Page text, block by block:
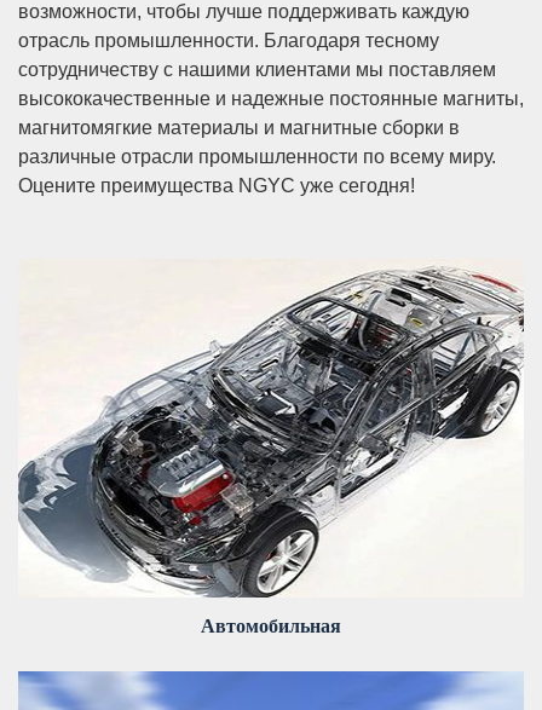
возможности, чтобы лучше поддерживать каждую
отрасль промышленности. Благодаря тесному
сотрудничеству с нашими клиентами мы поставляем
высококачественные и надежные постоянные магниты,
магнитомягкие материалы и магнитные сборки в
различные отрасли промышленности по всему миру.
Оцените преимущества NGYC уже сегодня!
Автомобильная